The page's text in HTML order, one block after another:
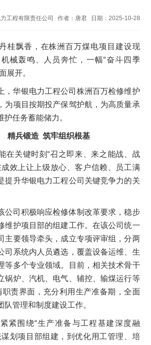
工程有限责任公司 作者： 唐君 日期： 2025-10-28
桂飘香，在株洲百万煤电项目建设现
械轰鸣、人员奔忙，一幅“奋斗四季
展开。
，华银电力工程公司株洲百万检修维护
为项目按期投产保驾护航，为高质量承
任务蓄能储力。
精兵锻造 筑牢组织根基
在关键时刻“召之即来、来之能战、战
成效上让上级放心、客户信赖、员工满
提升华银电力工程公司关键竞争力的关
公司积极响应检修体制改革要求，稳步
维护项目部的组建工作。在该公司统一
主要领导牵头，成立专项评审组，分两
司系统内人员遴选，覆盖设备运维、生
等多个专业领域。目前，相关技术骨干
锅炉、汽机、电气、辅控、输煤运行等
责界面，充分利用生产准备期，全面
队管理和制度建设工作。
紧围绕“生产准备与工程基建深度融
划项目部组建，到优化用工管理、培